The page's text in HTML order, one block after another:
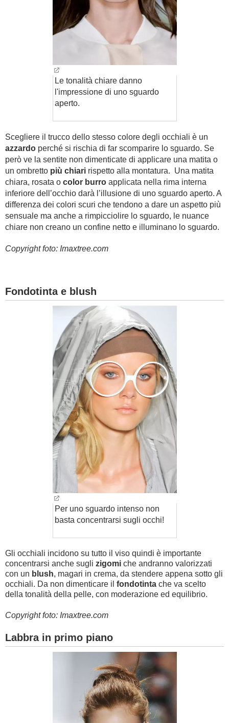
Le tonalità chiare danno
l'impressione di uno sguardo
aperto.
Scegliere il trucco dello stesso colore degli occhiali è un
azzardo perché si rischia di far scomparire lo sguardo. Se
però ve la sentite non dimenticate di applicare una matita o
un ombretto più chiari rispetto alla montatura. Una matita
chiara, rosata o color burro applicata nella rima interna
inferiore dell’occhio darà l’illusione di uno sguardo aperto. A
differenza dei colori scuri che tendono a dare un aspetto più
sensuale ma anche a rimpicciolire lo sguardo, le nuance
chiare non creano un confine netto e illuminano lo sguardo.
Copyright foto: Imaxtree.com
Fondotinta e blush
Per uno sguardo intenso non
basta concentrarsi sugli occhi!
Gli occhiali incidono su tutto il viso quindi è importante
concentrarsi anche sugli zigomi che andranno valorizzati
con un blush, magari in crema, da stendere appena sotto gli
occhiali. Da non dimenticare il fondotinta che va scelto
della tonalità della pelle, con moderazione ed equilibrio.
Copyright foto: Imaxtree.com
Labbra in primo piano